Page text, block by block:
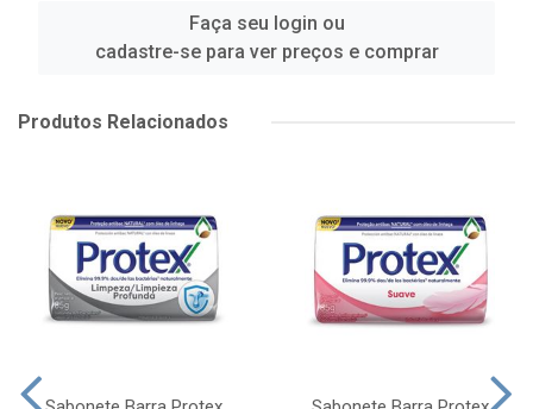
Faça seu login ou
cadastre-se para ver preços e comprar
Produtos Relacionados